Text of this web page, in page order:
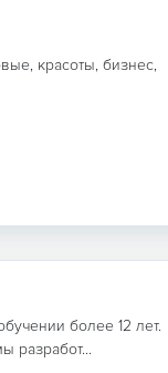
красоты, бизнес,
более 12 лет.
разработ...